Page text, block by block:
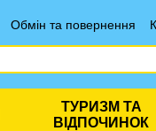
Обмін та повернення
ТУРИЗМ ТА
ВІДПОЧИНОК